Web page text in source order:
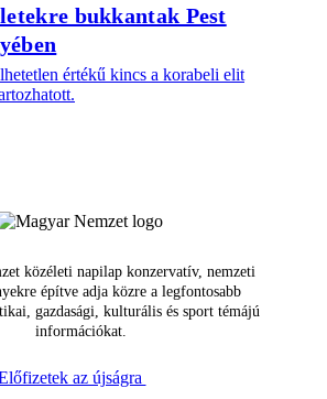
bukkantak Pest
értékű kincs a korabeli elit
közéleti napilap konzervatív, nemzeti
építve adja közre a legfontosabb
gazdasági, kulturális és sport témájú
információkat.
az újságra